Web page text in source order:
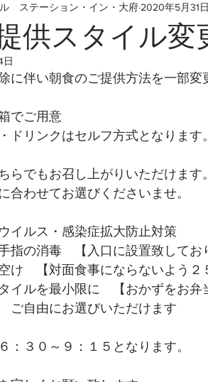
供スタイル変
ステーション・イン・大府 2020年5月31日
日
に伴い朝食のご提供方法を一部変
でご用意
ドリンクはセルフ方式となります。
らでもお召し上がりいただけます。
合わせてお選びくださいませ。
イルス・感染症拡大防止対策
指の消毒　【入口に設置致してお
け　【対面食事にならないよう２
イルを最小限に　【おかずをお弁
ご自由にお選びいただけます
：３０～９：１５となります。